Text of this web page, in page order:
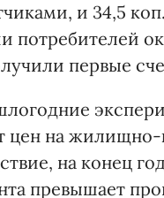
и 34,5
потребителей
первые
цен на
на конец
превышает